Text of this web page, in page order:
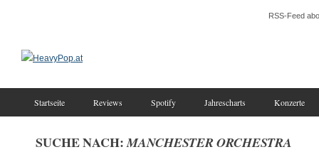
RSS-Feed
Startseite Reviews Spotify Jahrescharts Konzerte
SUCHE NACH:MANCHESTER ORCHESTRA